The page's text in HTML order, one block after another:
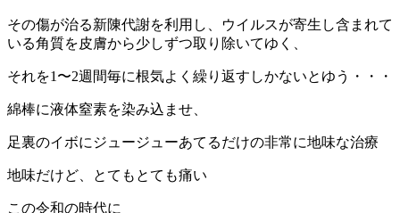
その傷が治る新陳代謝を利用し、ウイルスが寄生し含まれて
いる角質を皮膚から少しずつ取り除いてゆく、
それを1〜2週間毎に根気よく繰り返すしかないとゆう・・・
綿棒に液体窒素を染み込ませ、
足裏のイボにジュージューあてるだけの非常に地味な治療
地味だけど、とてもとても痛い
この令和の時代に